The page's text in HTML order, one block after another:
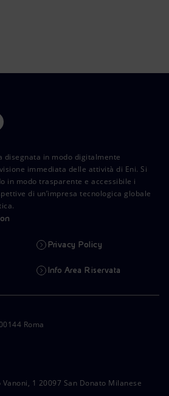
disegnata in modo digitalmente
immediata delle attività di Eni. Si
in modo trasparente e accessibile i
di un’impresa tecnologica globale
Privacy Policy
Info Area Riservata
Roma
1 20097 San Donato Milanese